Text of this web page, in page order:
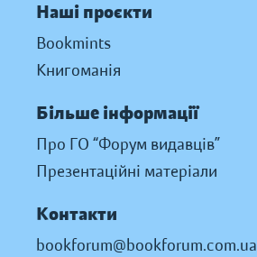
Наші проєкти
Bookmints
Книгоманія
Більше інформації
Про ГО “Форум видавців”
Презентаційні матеріали
Контакти
bookforum@bookforum.com.ua